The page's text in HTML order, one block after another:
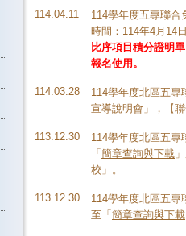
114.04.11
114學年度五專聯
時間：114年4月14
比序項目積分證明
報名使用。
114.03.28
114學年度北區五專
宣導說明會」，【
113.12.30
114學年度北區五專
「 簡章查詢與下載
校」。
113.12.30
114學年度北區五專
至「 簡章查詢與下載